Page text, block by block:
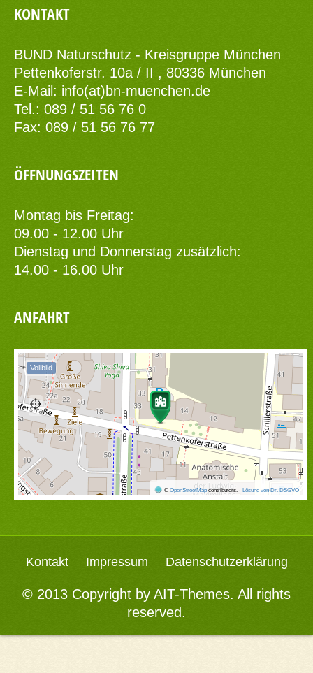
KONTAKT
BUND Naturschutz - Kreisgruppe München
Pettenkoferstr. 10a / II , 80336 München
E-Mail: info(at)bn-muenchen.de
Tel.: 089 / 51 56 76 0
Fax: 089 / 51 56 76 77
ÖFFNUNGSZEITEN
Montag bis Freitag:
09.00 - 12.00 Uhr
Dienstag und Donnerstag zusätzlich:
14.00 - 16.00 Uhr
ANFAHRT
© OpenStreetMapcontributors. · Lösung von Dr. DSGVO
Vollbild
Kontakt Impressum Datenschutzerklärung
© 2013 Copyright by AIT-Themes. All rights
reserved.